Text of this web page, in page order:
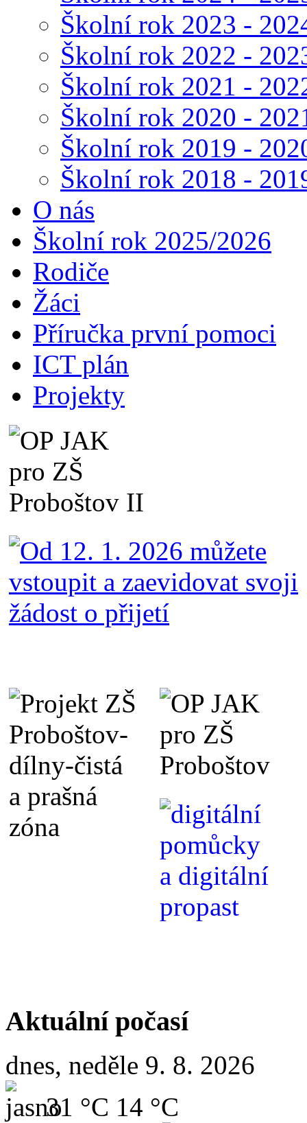
Školní rok 2023 -
Školní rok 2022 -
Školní rok 2021 -
Školní rok 2020 -
Školní rok 2019 -
Školní rok 2018 -
O nás
Školní rok 2025/2026
Rodiče
Žáci
Příručka první pomoci
ICT plán
Projekty
Aktuální počasí
dnes, neděle 9. 8. 2026
31 °C 14 °C